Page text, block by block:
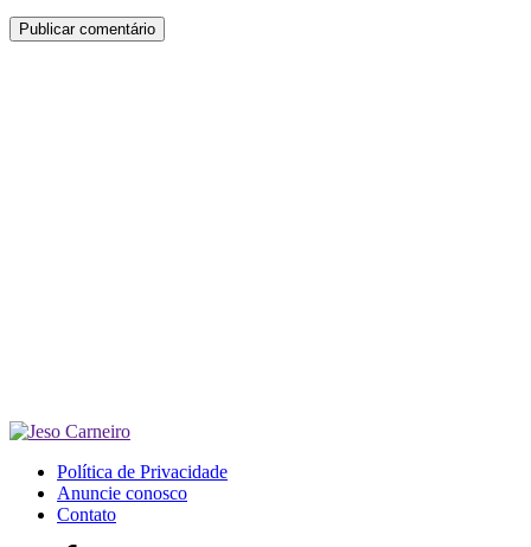
Política de Privacidade
Anuncie conosco
Contato